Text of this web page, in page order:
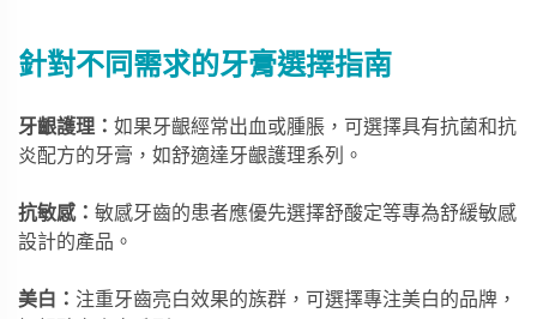
針對不同需求的牙膏選擇指南
牙齦護理： 如果牙齦經常出血或腫脹，可選擇具有抗菌和抗
炎配方的牙膏，如舒適達牙齦護理系列。
抗敏感： 敏感牙齒的患者應優先選擇舒酸定等專為舒緩敏感
設計的產品。
美白： 注重牙齒亮白效果的族群，可選擇專注美白的品牌，